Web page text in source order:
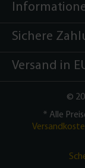
Sichere
Versand in
©
* Alle